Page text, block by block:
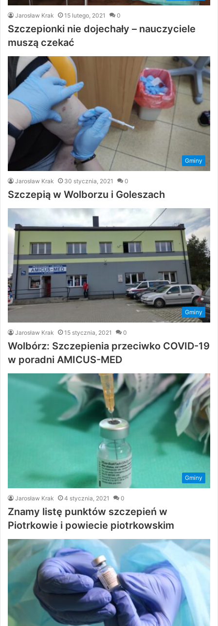
Jarosław Krak 15 lutego, 2021 0
Szczepionki nie dojechały – nauczyciele
muszą czekać
Gminy
Jarosław Krak 30 stycznia, 2021 0
Szczepią w Wolborzu i Goleszach
Gminy
Jarosław Krak 15 stycznia, 2021 0
Wolbórz: Szczepienia przeciwko COVID-19
w poradni AMICUS-MED
Gminy
Jarosław Krak 4 stycznia, 2021 0
Znamy listę punktów szczepień w
Piotrkowie i powiecie piotrkowskim